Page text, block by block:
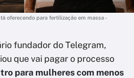
oferecendo para fertilização em massa -
fundador do Telegram,
que vai pagar o processo
para mulheres com menos